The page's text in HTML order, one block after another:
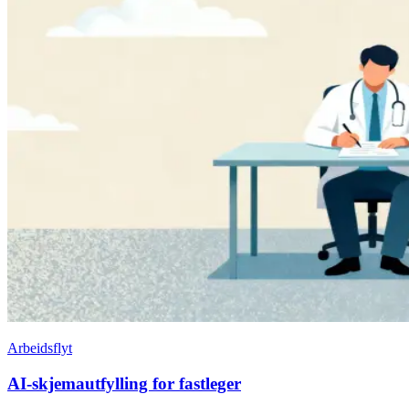
Arbeidsflyt
AI-skjemautfylling for fastleger